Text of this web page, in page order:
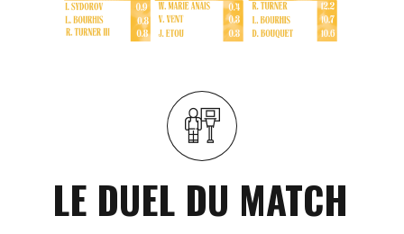
LE DUEL DU MATCH